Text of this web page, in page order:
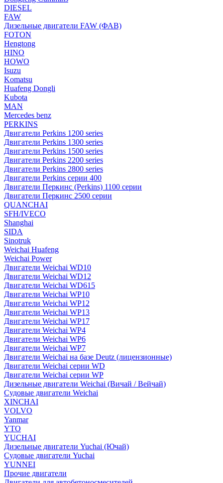
DIESEL
FAW
Дизельные двигатели FAW (ФАВ)
FOTON
Hengtong
HINO
HOWO
Isuzu
Komatsu
Huafeng Dongli
Kubota
MAN
Mercedes benz
PERKINS
Двигатели Perkins 1200 series
Двигатели Perkins 1300 series
Двигатели Perkins 1500 series
Двигатели Perkins 2200 series
Двигатели Perkins 2800 series
Двигатели Perkins серии 400
Двигатели Перкинс (Perkins) 1100 серии
Двигатели Перкинс 2500 серии
QUANCHAI
SFH/IVECO
Shanghai
SIDA
Sinotruk
Weichai Huafeng
Weichai Power
Двигатели Weichai WD10
Двигатели Weichai WD12
Двигатели Weichai WD615
Двигатели Weichai WP10
Двигатели Weichai WP12
Двигатели Weichai WP13
Двигатели Weichai WP17
Двигатели Weichai WP4
Двигатели Weichai WP6
Двигатели Weichai WP7
Двигатели Weichai на базе Deutz (лицензионные)
Двигатели Weichai серии WD
Двигатели Weichai серии WP
Дизельные двигатели Weichai (Вичай / Вейчай)
Судовые двигатели Weichai
XINCHAI
VOLVO
Yanmar
YTO
YUCHAI
Дизельные двигатели Yuchai (Ючай)
Судовые двигатели Yuchai
YUNNEI
Прочие двигатели